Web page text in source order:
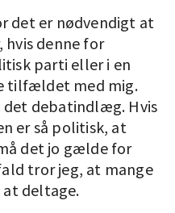
det er nødvendigt at
hvis denne for
parti eller i en
tilfældet med mig.
det debatindlæg. Hvis
er så politisk, at
det jo gælde for
tror jeg, at mange
at deltage.